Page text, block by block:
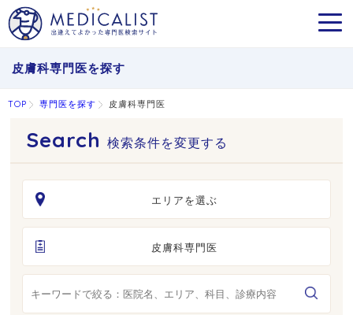
皮膚科専門医を探す
TOP 専門医を探す 皮膚科専門医
検索条件を変更する
エリアを選ぶ
皮膚科専門医